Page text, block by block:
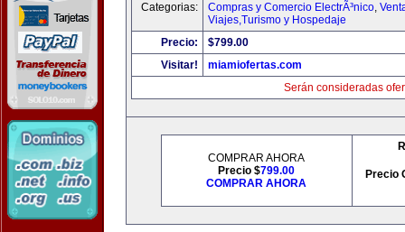
Categorias:
Compras y Comercio ElectrÃ³nico,
Viajes,Turismo y Hospedaje
Precio:
$799.00
Visitar!
miamiofertas.com
Serán consideradas
COMPRAR AHORA
Precio $799.00
COMPRAR AHORA
Precio